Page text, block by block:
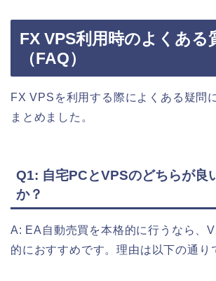
FX VPS利用時のよくある
（FAQ）
FX VPSを利用する際によくある疑問
まとめました。
Q1: 自宅PCとVPSのどちらが良
か？
A: EA自動売買を本格的に行うなら、
的におすすめです。理由は以下の通り